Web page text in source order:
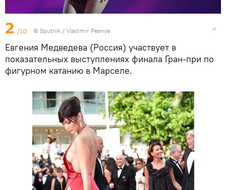
2 /10 © Sputnik / Vladimir Pesnya
Евгения Медведева (Россия) участвует в
показательных выступлениях финала Гран-при по
фигурном катанию в Марселе.